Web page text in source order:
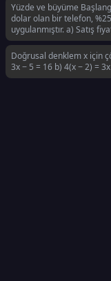
Yüzde ve büyüme
dolar olan bir telefon,
uygulanmıştır. a) Satış
b) Daha sonra satış
satış vergisi
fiyat nedir?
Doğrusal denklem x için
3x − 5 = 16 b) 4(x − 2) =